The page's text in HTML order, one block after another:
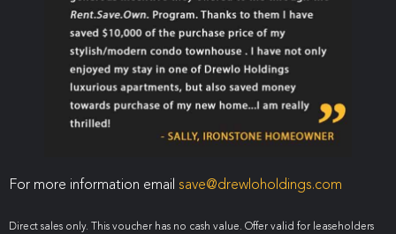
For more information email save@drewloholdings.com
Direct sales only. This voucher has no cash value. Offer valid for leaseholders